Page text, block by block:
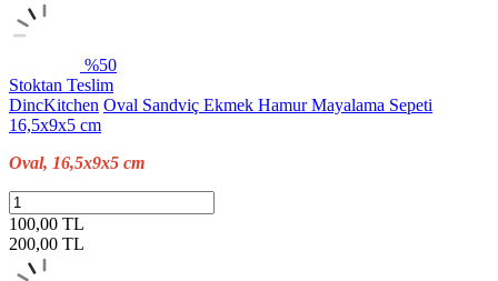
%50
Stoktan Teslim
DincKitchen Oval Sandviç Ekmek Hamur Mayalama Sepeti
16,5x9x5 cm
Oval, 16,5x9x5 cm
100,00 TL
200,00 TL